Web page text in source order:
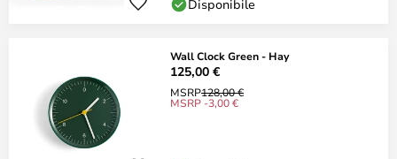
Disponibile
Wall Clock Green - Hay
125,00 €
MSRP128,00 €
MSRP -3,00 €